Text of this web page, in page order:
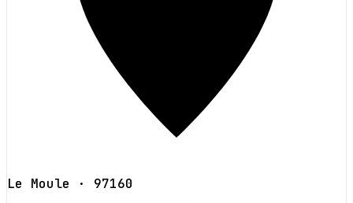
Le Moule · 97160